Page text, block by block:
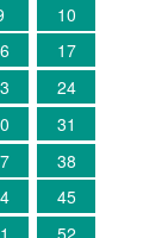
10
17
24
31
38
45